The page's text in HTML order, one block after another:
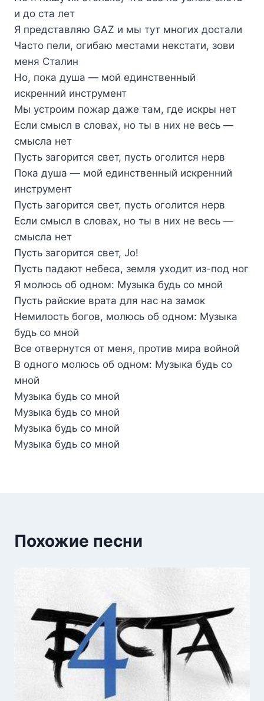
и до ста лет
Я представляю GAZ и мы тут многих достали
Часто пели, огибаю местами некстати, зови
меня Сталин
Но, пока душа — мой единственный
искренний инструмент
Мы устроим пожар даже там, где искры нет
Если смысл в словах, но ты в них не весь —
смысла нет
Пусть загорится свет, пусть оголится нерв
Пока душа — мой единственный искренний
инструмент
Пусть загорится свет, пусть оголится нерв
Если смысл в словах, но ты в них не весь —
смысла нет
Пусть загорится свет, Jo!
Пусть падают небеса, земля уходит из-под ног
Я молюсь об одном: Музыка будь со мной
Пусть райские врата для нас на замок
Немилость богов, молюсь об одном: Музыка
будь со мной
Все отвернутся от меня, против мира войной
В одного молюсь об одном: Музыка будь со
мной
Музыка будь со мной
Музыка будь со мной
Музыка будь со мной
Музыка будь со мной
Похожие песни